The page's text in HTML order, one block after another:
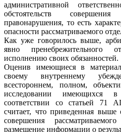
административной
обстоятельств
правонарушения, то есть
опасности рассматриваемого
Как уже говорилось выше,
явно пренебрежительного
исполнению своих обязанностей.
Оценив имеющиеся в
своему внутреннему
всестороннем, полном,
исследовании имеющихся
соответствии со статьей
считает, что приведенная выше
совершения
размещение информации о